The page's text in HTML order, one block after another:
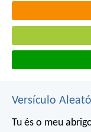
Versículo
Tu és o meu